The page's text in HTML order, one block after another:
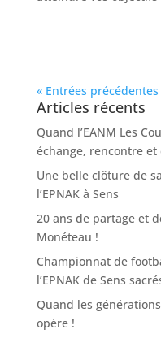
« Entrées précédentes
Articles récents
Quand l’EANM Les
échange, rencontre
Une belle clôture de
l’EPNAK à Sens
20 ans de partage et
Monéteau !
Championnat de
l’EPNAK de Sens
Quand les
opère !